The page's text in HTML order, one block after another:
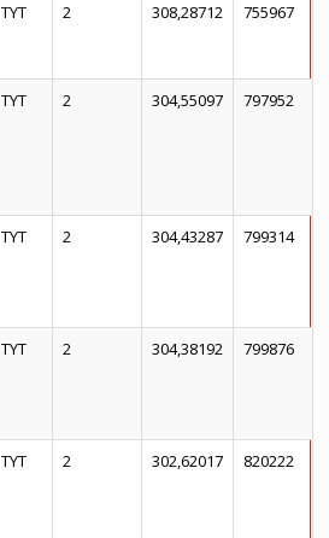
TYT 2 308,28712 755967
TYT 2 304,55097 797952
TYT 2 304,43287 799314
TYT 2 304,38192 799876
TYT 2 302,62017 820222